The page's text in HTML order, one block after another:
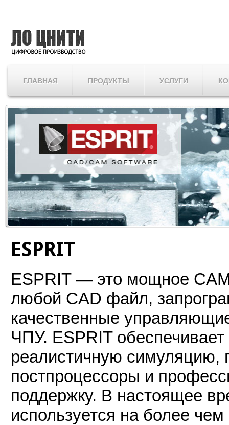
ГЛАВНАЯ ПРОДУКТЫ УСЛУГИ
ESPRIT
ESPRIT — это мощное
любой CAD файл,
качественные
ЧПУ. ESPRIT
реалистичную симуляцию,
постпроцессоры и
поддержку. В настоящее
используется на более